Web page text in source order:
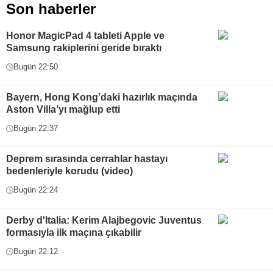
Son haberler
Honor MagicPad 4 tableti Apple ve
Samsung rakiplerini geride bıraktı
Bugün 22:50
Bayern, Hong Kong’daki hazırlık maçında
Aston Villa’yı mağlup etti
Bugün 22:37
Deprem sırasında cerrahlar hastayı
bedenleriyle korudu (video)
Bugün 22:24
Derby d'Italia: Kerim Alajbegovic Juventus
formasıyla ilk maçına çıkabilir
Bugün 22:12